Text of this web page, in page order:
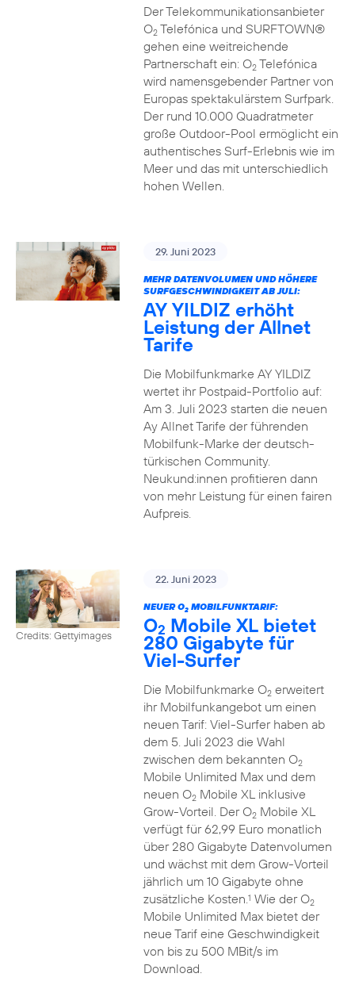
Der Telekommunikationsanbieter
O2Telefónica und SURFTOWN®
gehen eine weitreichende
Partnerschaft ein: O2Telefónica
wird namensgebender Partner von
Europas spektakulärstem Surfpark.
Der rund 10.000 Quadratmeter
große Outdoor-Pool ermöglicht ein
authentisches Surf-Erlebnis wie im
Meer und das mit unterschiedlich
hohen Wellen.
29. Juni 2023
MEHR DATENVOLUMEN UND HÖHERE
SURFGESCHWINDIGKEIT AB JULI:
AY YILDIZ erhöht
Leistung der Allnet
Tarife
Die Mobilfunkmarke AY YILDIZ
wertet ihr Postpaid-Portfolio auf:
Am 3. Juli 2023 starten die neuen
Ay Allnet Tarife der führenden
Mobilfunk-Marke der deutsch-
türkischen Community.
Neukund:innen profitieren dann
von mehr Leistung für einen fairen
Aufpreis.
Credits: Gettyimages
22. Juni 2023
NEUER O2MOBILFUNKTARIF:
O2 Mobile XL bietet
280 Gigabyte für
Viel-Surfer
Die Mobilfunkmarke O2erweitert
ihr Mobilfunkangebot um einen
neuen Tarif: Viel-Surfer haben ab
dem 5. Juli 2023 die Wahl
zwischen dem bekannten O2
Mobile Unlimited Max und dem
neuen O2Mobile XL inklusive
Grow-Vorteil. Der O2Mobile XL
verfügt für 62,99 Euro monatlich
über 280 Gigabyte Datenvolumen
und wächst mit dem Grow-Vorteil
jährlich um 10 Gigabyte ohne
zusätzliche Kosten.1 Wie der O2
Mobile Unlimited Max bietet der
neue Tarif eine Geschwindigkeit
von bis zu 500 MBit/s im
Download.